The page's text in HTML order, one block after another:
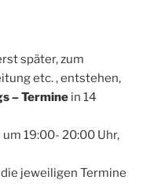
später, zum
etc. , entstehen,
– Termine in 14
19:00- 20:00 Uhr,
jeweiligen Termine